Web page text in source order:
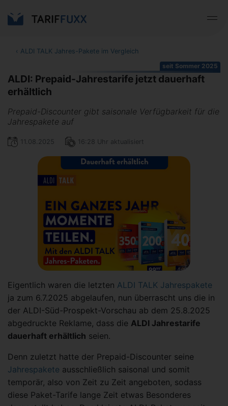
‹ ALDI TALK Jahres-Pakete im Vergleich
seit Sommer 2025
ALDI: Prepaid-Jahrestarife jetzt dauerhaft
erhältlich
Prepaid-Discounter gibt saisonale Verfügbarkeit für die
Jahrespakete auf
11.08.2025 16:28 Uhr aktualisiert
Eigentlich waren die letzten ALDI TALK Jahrespakete
ja zum 6.7.2025 abgelaufen, nun überrascht uns die in
der ALDI-Süd-Prospekt-Vorschau ab dem 25.8.2025
abgedruckte Reklame, dass die ALDI Jahrestarife
dauerhaft erhältlich seien.
Denn zuletzt hatte der Prepaid-Discounter seine
Jahrespakete ausschließlich saisonal und somit
temporär, also von Zeit zu Zeit angeboten, sodass
diese Paket-Tarife lange Zeit etwas Besonderes